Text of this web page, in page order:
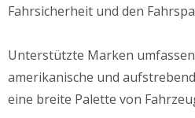
Fahrsicherheit und den
Unterstützte Marken
amerikanische und
eine breite Palette von